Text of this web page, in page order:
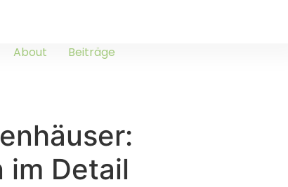
About Beiträge
im Detail